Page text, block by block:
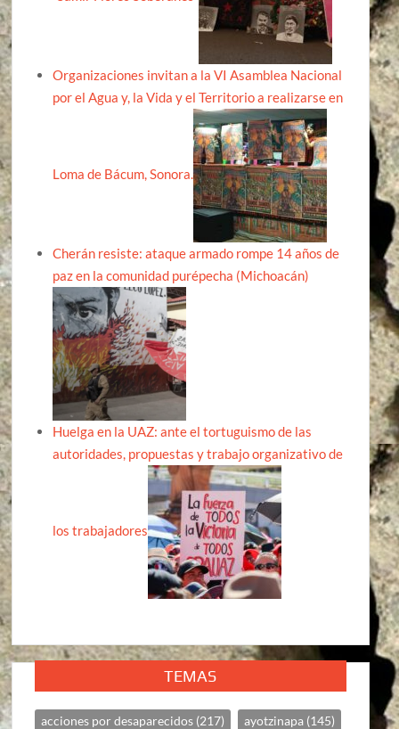
Organizaciones invitan a la VI Asamblea Nacional
por el Agua y, la Vida y el Territorio a realizarse en
Loma de Bácum, Sonora.
Cherán resiste: ataque armado rompe 14 años de
paz en la comunidad purépecha (Michoacán)
Huelga en la UAZ: ante el tortuguismo de las
autoridades, propuestas y trabajo organizativo de
los trabajadores
TEMAS
acciones por desaparecidos (217) ayotzinapa (145)